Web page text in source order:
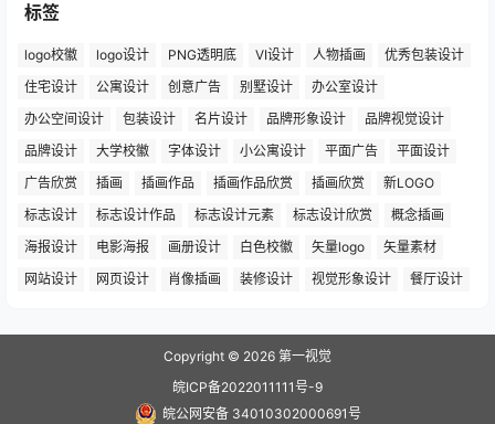
标签
logo校徽 logo设计 PNG透明底 VI设计 人物插画
优秀包装设计
住宅设计
公寓设计 创意广告 别墅设计
办公室设计
办公空间设计
包装设计 名片设计 品牌形象设计
品牌视觉设计
品牌设计
大学校徽 字体设计 小公寓设计 平面广告
平面设计
广告欣赏
插画 插画作品 插画作品欣赏 插画欣赏
新LOGO
标志设计
标志设计作品 标志设计元素 标志设计欣赏
概念插画
海报设计
电影海报 画册设计 白色校徽 矢量logo
矢量素材
网站设计
网页设计 肖像插画 装修设计 视觉形象设计 餐厅设计
Copyright © 2026 第一视觉
皖ICP备2022011111号-9
皖公网安备 34010302000691号